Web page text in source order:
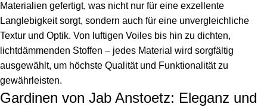
Materialien gefertigt, was nicht nur für eine exzellente
Langlebigkeit sorgt, sondern auch für eine unvergleichliche
Textur und Optik. Von luftigen Voiles bis hin zu dichten,
lichtdämmenden Stoffen – jedes Material wird sorgfältig
ausgewählt, um höchste Qualität und Funktionalität zu
gewährleisten.
Gardinen von Jab Anstoetz: Eleganz und